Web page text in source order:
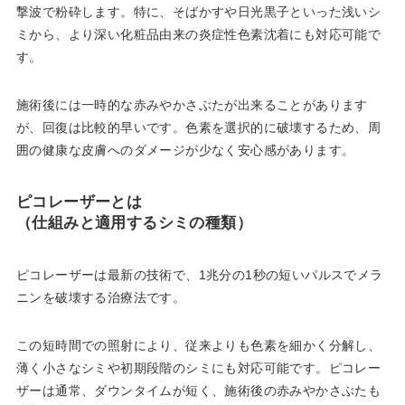
撃波で粉砕します。特に、そばかすや日光黒子といった浅いシ
ミから、より深い化粧品由来の炎症性色素沈着にも対応可能で
す。
施術後には一時的な赤みやかさぶたが出来ることがあります
が、回復は比較的早いです。色素を選択的に破壊するため、周
囲の健康な皮膚へのダメージが少なく安心感があります。
ピコレーザーとは
（仕組みと適用するシミの種類）
ピコレーザーは最新の技術で、1兆分の1秒の短いパルスでメラ
ニンを破壊する治療法です。
この短時間での照射により、従来よりも色素を細かく分解し、
薄く小さなシミや初期段階のシミにも対応可能です。ピコレー
ザーは通常、ダウンタイムが短く、施術後の赤みやかさぶたも